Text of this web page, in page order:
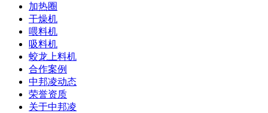
加热圈
干燥机
喂料机
吸料机
蛟龙上料机
合作案例
中邦凌动态
荣誉资质
关于中邦凌